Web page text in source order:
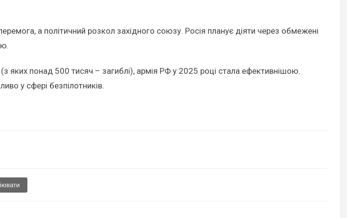
а політичний розкол західного союзу. Росія планує діяти через обмежені
яких понад 500 тисяч – загиблі), армія РФ у 2025 році стала ефективнішою.
у сфері безпілотників.